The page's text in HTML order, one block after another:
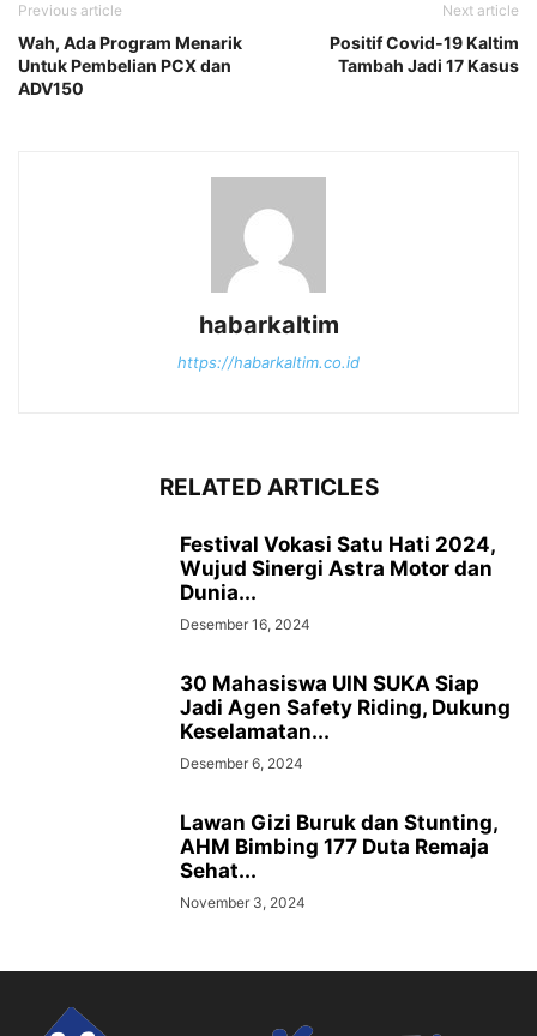
Previous article
Wah, Ada Program Menarik
Untuk Pembelian PCX dan
ADV150
Next article
Positif Covid-19 Kaltim
Tambah Jadi 17 Kasus
habarkaltim
https://habarkaltim.co.id
RELATED ARTICLES
Festival Vokasi Satu Hati 2024,
Wujud Sinergi Astra Motor dan
Dunia...
Desember 16, 2024
30 Mahasiswa UIN SUKA Siap
Jadi Agen Safety Riding, Dukung
Keselamatan...
Desember 6, 2024
Lawan Gizi Buruk dan Stunting,
AHM Bimbing 177 Duta Remaja
Sehat...
November 3, 2024